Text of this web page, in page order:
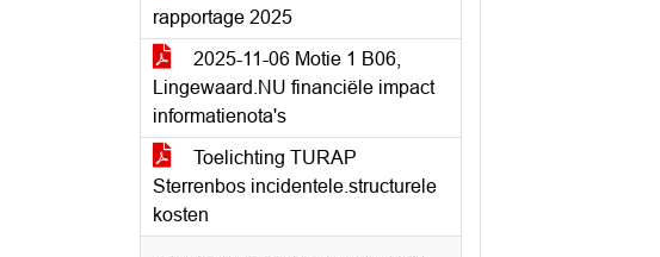
rapportage 2025
2025-11-06 Motie 1 B06,
Lingewaard.NU financiële impact
informatienota's
Toelichting TURAP
Sterrenbos incidentele.structurele
kosten